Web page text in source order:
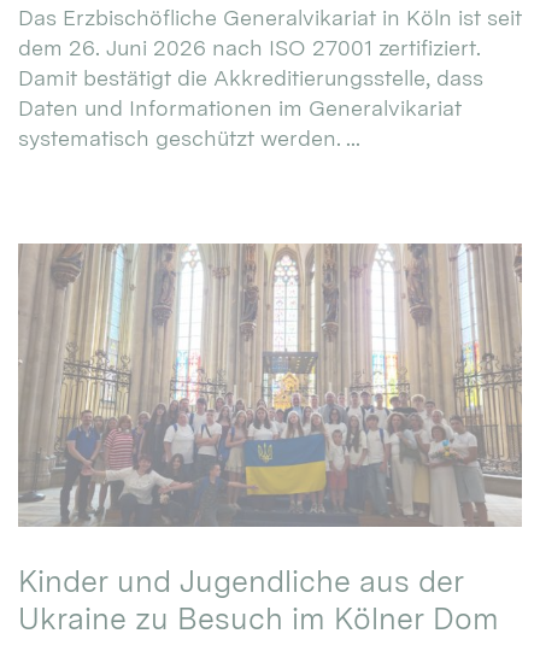
Das Erzbischöfliche Generalvikariat in Köln ist seit
dem 26. Juni 2026 nach ISO 27001 zertifiziert.
Damit bestätigt die Akkreditierungsstelle, dass
Daten und Informationen im Generalvikariat
systematisch geschützt werden. ...
Kinder und Jugendliche aus der
Ukraine zu Besuch im Kölner Dom